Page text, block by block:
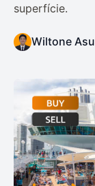
superfície.
Wiltone